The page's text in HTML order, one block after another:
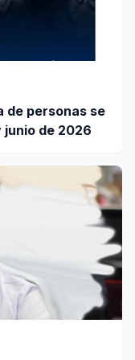
de personas se
de 2026